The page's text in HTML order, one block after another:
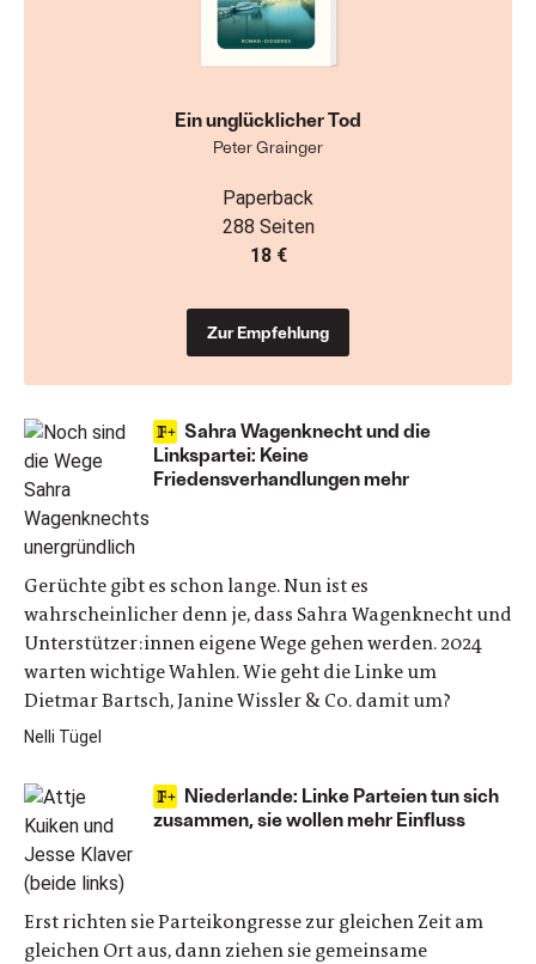
Sahra Wagenknecht und die
Linkspartei: Keine
Friedensverhandlungen mehr
Gerüchte gibt es schon lange. Nun ist es
wahrscheinlicher denn je, dass Sahra Wagenknecht und
Unterstützer:innen eigene Wege gehen werden. 2024
warten wichtige Wahlen. Wie geht die Linke um
Dietmar Bartsch, Janine Wissler & Co. damit um?
Nelli Tügel
Niederlande: Linke Parteien tun sich
zusammen, sie wollen mehr Einfluss
Erst richten sie Parteikongresse zur gleichen Zeit am
gleichen Ort aus, dann ziehen sie gemeinsame
Ein unglücklicher Tod
Peter Grainger
Paperback
288 Seiten
18 €
Zur Empfehlung